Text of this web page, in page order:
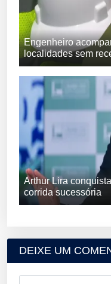
Engenheiro
localidades sem
Arthur Lira
corrida sucessória
DEIXE UM